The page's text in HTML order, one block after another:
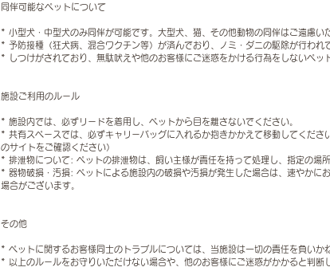
同伴可能なペットについて
* 小型犬・中型犬のみ同伴が可能です。大型犬、猫、その他動物の同伴はご遠慮い
* 予防接種（狂犬病、混合ワクチン等）が済んでおり、ノミ・ダニの駆除が行われ
* しつけがされており、無駄吠えや他のお客様にご迷惑をかける行為をしないペッ
施設ご利用のルール
* 施設内では、必ずリードを着用し、ペットから目を離さないでください。
* 共有スペースでは、必ずキャリーバッグに入れるか抱きかかえて移動してくだ
のサイトをご確認ください）
* 排泄物について: ペットの排泄物は、飼い主様が責任を持って処理し、指定の場
* 器物破損・汚損: ペットによる施設内の破損や汚損が発生した場合は、速やかに
場合がございます。
その他
* ペットに関するお客様同士のトラブルについては、当施設は一切の責任を負いか
* 以上のルールをお守りいただけない場合や、他のお客様にご迷惑がかかると判断